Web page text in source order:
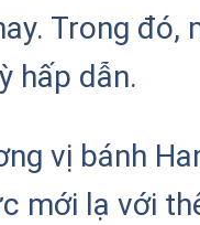
Trong
hấp dẫn.
vị bánh
mới lạ với